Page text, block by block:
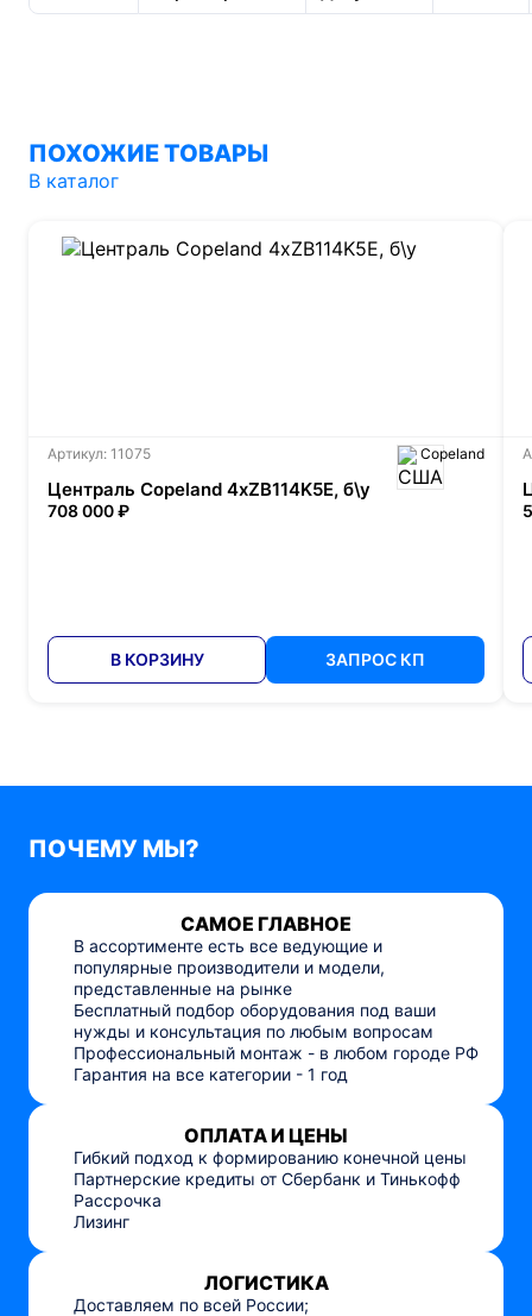
ПОХОЖИЕ ТОВАРЫ
В каталог
Артикул: 11075 Copeland
Централь Copeland 4xZB114K5E, б\у
708 000 ₽
В КОРЗИНУ ЗАПРОС КП
ПОЧЕМУ МЫ?
САМОЕ ГЛАВНОЕ
В ассортименте есть все ведующие и
популярные производители и модели,
представленные на рынке
Бесплатный подбор оборудования под ваши
нужды и консультация по любым вопросам
Профессиональный монтаж - в любом городе РФ
Гарантия на все категории - 1 год
ОПЛАТА И ЦЕНЫ
Гибкий подход к формированию конечной цены
Партнерские кредиты от Сбербанк и Тинькофф
Рассрочка
Лизинг
ЛОГИСТИКА
Доставляем по всей России;